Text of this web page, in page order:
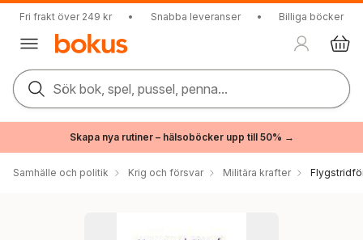
Fri frakt över 249 kr • Snabba leveranser • Billiga böcker
Sök bok, spel, pussel, penna...
Skapa nya rutiner – hälsoböcker upp till 50% →
Samhälle och politik Krig och försvar Militära krafter